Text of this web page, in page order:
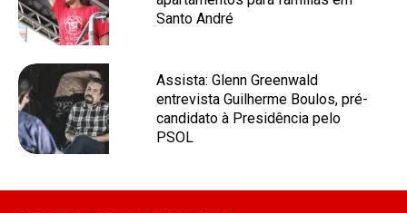
Santo André
Assista: Glenn Greenwald
entrevista Guilherme Boulos, pré-
candidato à Presidência pelo
PSOL